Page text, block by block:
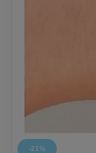
-21%